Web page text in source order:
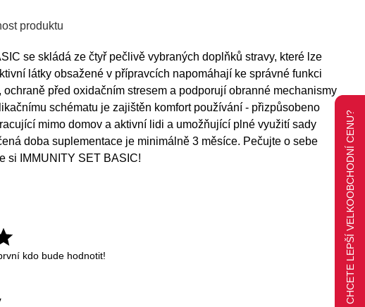
produktu
se skládá ze čtyř pečlivě vybraných doplňků stravy, které lze
látky obsažené v přípravcích napomáhají ke správné funkci
ochraně před oxidačním stresem a podporují obranné mechanismy
schématu je zajištěn komfort používání - přizpůsobeno
mimo domov a aktivní lidi a umožňující plné využití sady
doba suplementace je minimálně 3 měsíce. Pečujte o sebe
si IMMUNITY SET BASIC!
kdo bude hodnotit! CHCETE LEPŠÍ VELKOOBCHODNÍ CENU?